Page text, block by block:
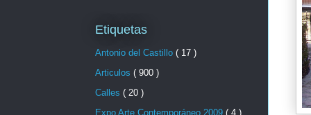
Etiquetas
Antonio del Castillo ( 17 )
Articulos ( 900 )
Calles ( 20 )
Expo Arte Contemporáneo 2009 ( 4 )